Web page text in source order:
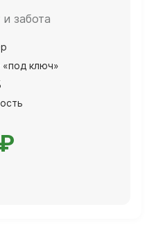
забота
ключ»